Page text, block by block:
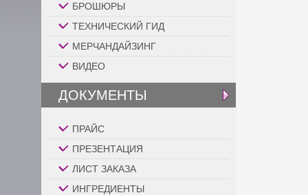
БРОШЮРЫ
ТЕХНИЧЕСКИЙ ГИД
МЕРЧАНДАЙЗИНГ
ВИДЕО
ДОКУМЕНТЫ
ПРАЙС
ПРЕЗЕНТАЦИЯ
ЛИСТ ЗАКАЗА
ИНГРЕДИЕНТЫ